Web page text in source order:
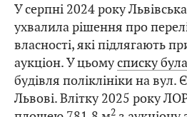
У серпні 2024 року
ухвалила рішення про
власності, які підлягають
аукціон. У цьомусписку була
будівля поліклініки на
Львові. Влітку 2025 року
2